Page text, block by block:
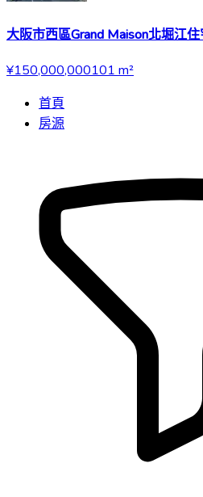
大阪市西區Grand Maison北堀江
¥150,000,000101 m²
首頁
房源